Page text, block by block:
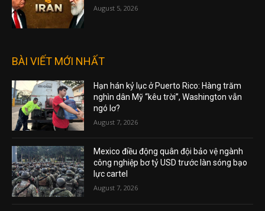
August 5, 2026
BÀI VIẾT MỚI NHẤT
Hạn hán kỷ lục ở Puerto Rico: Hàng trăm
nghìn dân Mỹ “kêu trời”, Washington vẫn
ngó lơ?
August 7, 2026
Mexico điều động quân đội bảo vệ ngành
công nghiệp bơ tỷ USD trước làn sóng bạo
lực cartel
August 7, 2026